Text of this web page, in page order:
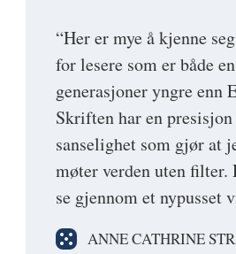
“Her er mye å kjenne
for lesere som er både
generasjoner yngre enn
Skriften har en presisjon
sanselighet som gjør at
møter verden uten filter.
se gjennom et ny­pusset
ANNE CATHRINE